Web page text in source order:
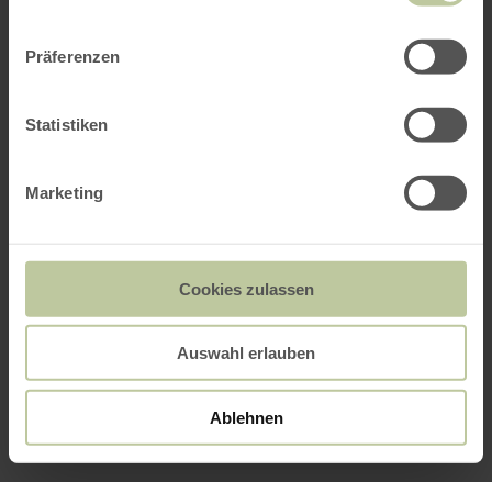
Präferenzen
Statistiken
Marketing
Cookies zulassen
Auswahl erlauben
Ablehnen